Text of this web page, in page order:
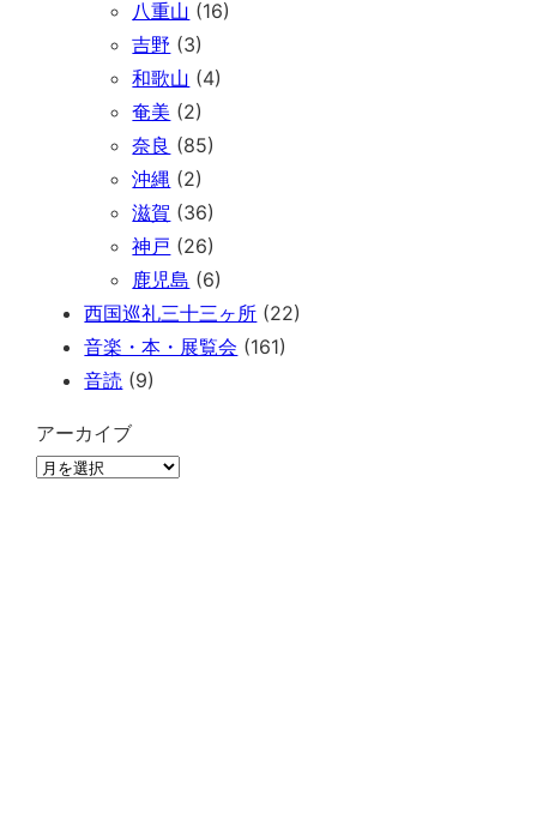
八重山 (16)
吉野 (3)
和歌山 (4)
奄美 (2)
奈良 (85)
沖縄 (2)
滋賀 (36)
神戸 (26)
鹿児島 (6)
西国巡礼三十三ヶ所 (22)
音楽・本・展覧会 (161)
音読 (9)
アーカイブ